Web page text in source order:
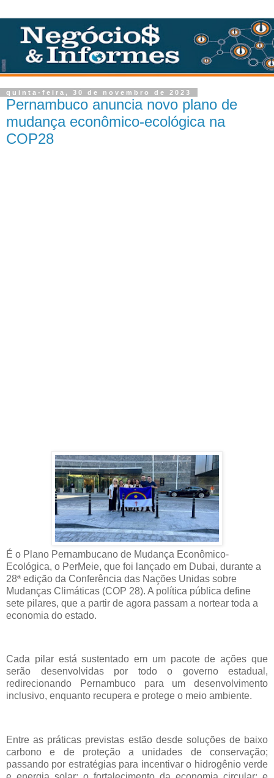
quinta-feira, 30 de novembro de 2023
Pernambuco anuncia novo plano de
mudança econômico-ecológica na
COP28
É o Plano Pernambucano de Mudança Econômico-
Ecológica, o PerMeie, que foi lançado em Dubai, durante a
28ª edição da Conferência das Nações Unidas sobre
Mudanças Climáticas (COP 28). A política pública define
sete pilares, que a partir de agora passam a nortear toda a
economia do estado.
Cada pilar está sustentado em um pacote de ações que
serão desenvolvidas por todo o governo estadual,
redirecionando Pernambuco para um desenvolvimento
inclusivo, enquanto recupera e protege o meio ambiente.
Entre as práticas previstas estão desde soluções de baixo
carbono e de proteção a unidades de conservação;
passando por estratégias para incentivar o hidrogênio verde